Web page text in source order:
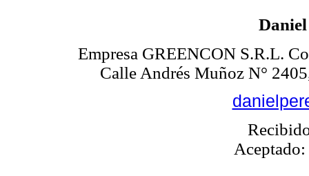
Empresa GREENCON S.R.L.
Calle Andrés Muñoz N°